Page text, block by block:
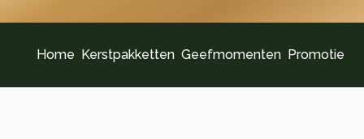
Home Kerstpakketten Geefmomenten Promotie